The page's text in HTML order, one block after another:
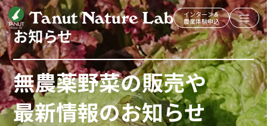
インターン＆
農業体験申込
お知らせ
無農薬野菜の販売や
最新情報のお知らせ